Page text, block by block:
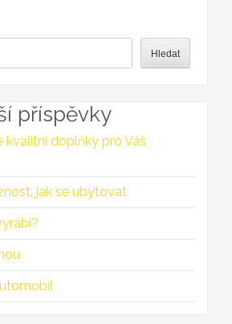
Hledat
příspěvky
kvalitní doplňky pro Váš
jak se ubytovat